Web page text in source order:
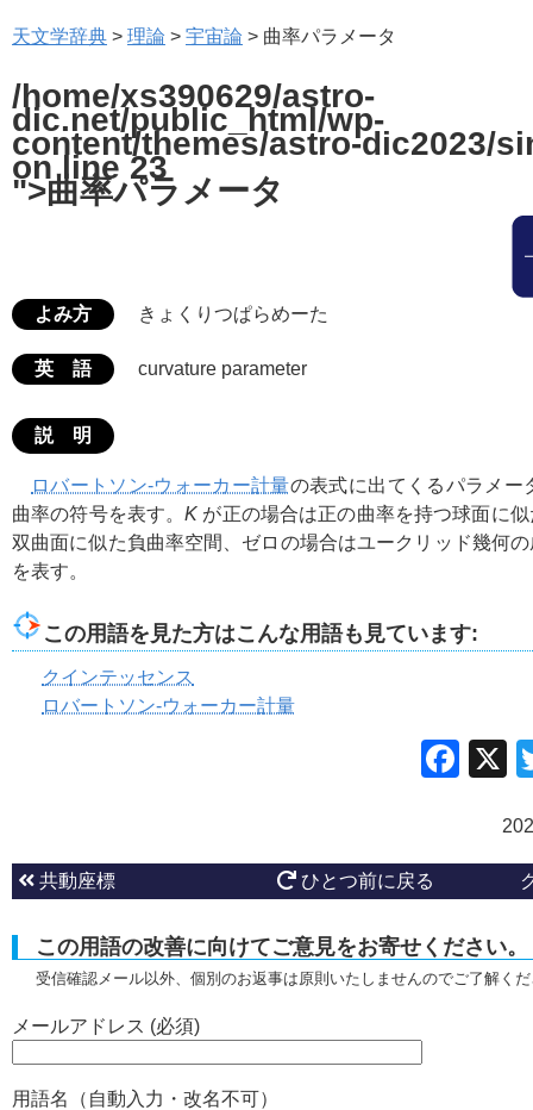
天文学辞典 > 理論 > 宇宙論 > 曲率パラメータ
/home/xs390629/astro-
dic.net/public_html/wp-
content/themes/astro-dic2023/
on line 23
">曲率パラメータ
よみ方 きょくりつぱらめーた
英 語 curvature parameter
説 明
ロバートソン-ウォーカー計量の表式に出てくるパラメー
曲率の符号を表す。K が正の場合は正の曲率を持つ球面に
双曲面に似た負曲率空間、ゼロの場合はユークリッド幾何
を表す。
この用語を見た方はこんな用語も見ています:
クインテッセンス
ロバートソン-ウォーカー計量
共動座標 ひとつ前に戻る
この用語の改善に向けてご意見をお寄せください。
受信確認メール以外、個別のお返事は原則いたしませんのでご了解く
メールアドレス (必須)
用語名（自動入力・改名不可）